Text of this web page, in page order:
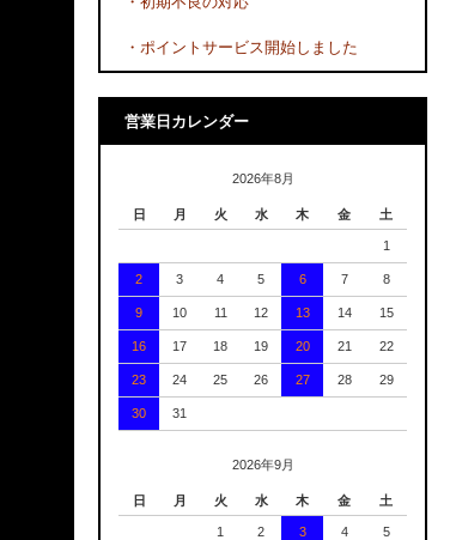
・ポイントサービス開始しました
営業日カレンダー
2026年8月
日 月 火 水 木 金 土
1
2 3 4 5 6 7 8
9 10 11 12 13 14 15
16 17 18 19 20 21 22
23 24 25 26 27 28 29
30 31
2026年9月
日 月 火 水 木 金 土
1 2 3 4 5